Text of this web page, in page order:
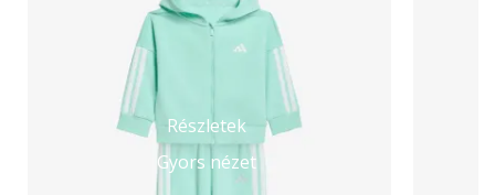
Részletek
Gyors nézet